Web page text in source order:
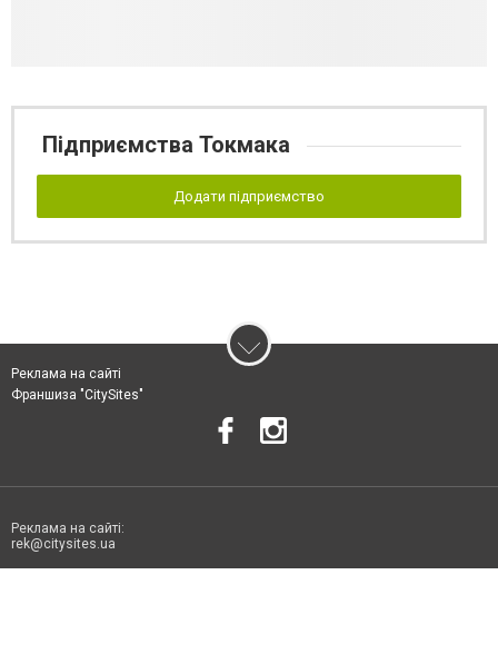
Підприємства Токмака
Додати підприємство
Реклама на сайті
Франшиза "CitySites"
Реклама на сайті:
rek@citysites.ua